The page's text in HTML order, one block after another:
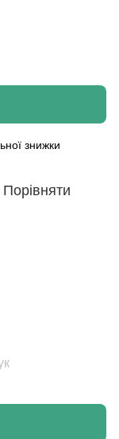
знижки
Порівняти